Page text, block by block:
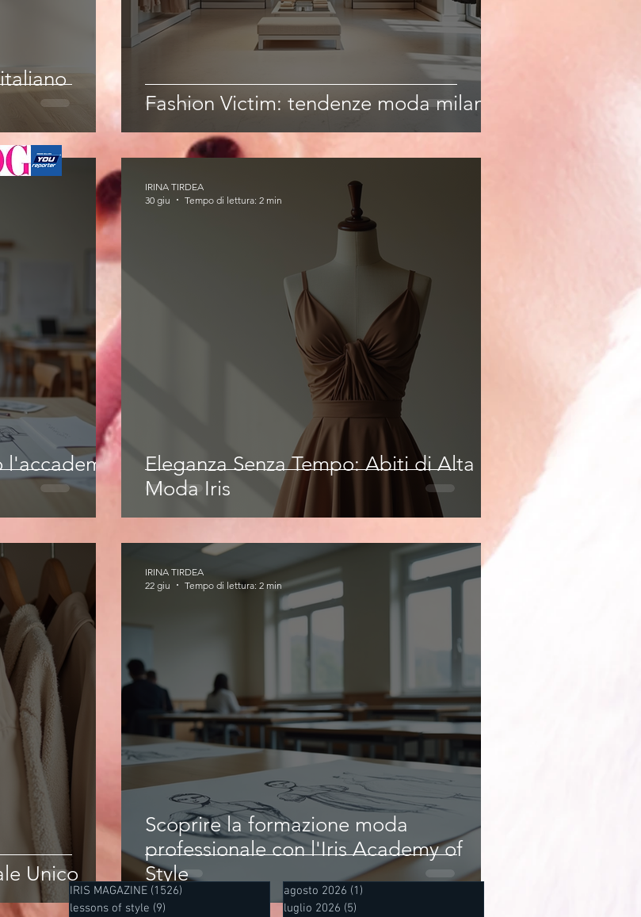
Fashion Victim: tendenze moda milano
Eleganza Senza Tempo: Abiti di Alta
Moda Iris
IRINA TIRDEA
30 giu
Tempo di lettura: 2 min
Unico
Scoprire la formazione moda
professionale con l'Iris Academy of
Style
IRINA TIRDEA
22 giu
Tempo di lettura: 2 min
IRIS MAGAZINE (1526)
lessons of style (9)
agosto 2026 (1)
luglio 2026 (5)